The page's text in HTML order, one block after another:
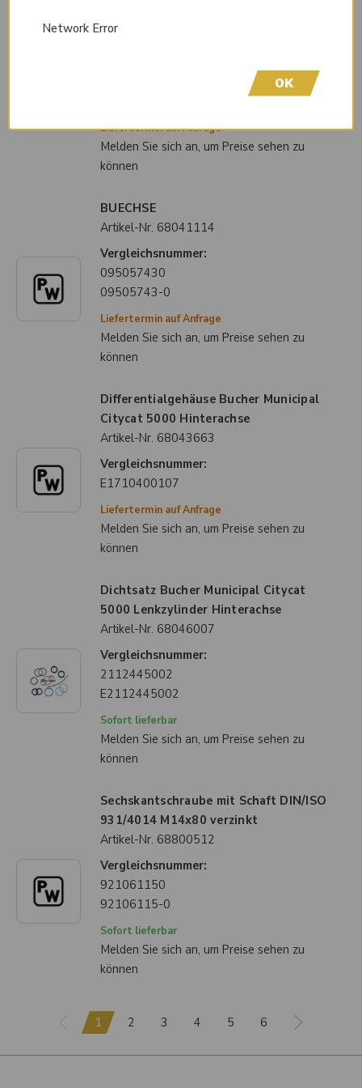
Artikel-Nr.
Liefertermin auf Anfrage
Melden Sie sich an, um Preise sehen zu
können
BUECHSE
Artikel-Nr. 68041114
Vergleichsnummer:
095057430
09505743-0
Liefertermin auf Anfrage
Melden Sie sich an, um Preise sehen zu
können
Differentialgehäuse Bucher Municipal
Citycat 5000 Hinterachse
Artikel-Nr. 68043663
Vergleichsnummer:
E1710400107
Liefertermin auf Anfrage
Melden Sie sich an, um Preise sehen zu
können
Dichtsatz Bucher Municipal Citycat
5000 Lenkzylinder Hinterachse
Artikel-Nr. 68046007
Vergleichsnummer:
2112445002
E2112445002
Sofort lieferbar
Melden Sie sich an, um Preise sehen zu
können
Sechskantschraube mit Schaft DIN/ISO
931/4014 M14x80 verzinkt
Artikel-Nr. 68800512
Vergleichsnummer:
921061150
92106115-0
Sofort lieferbar
Melden Sie sich an, um Preise sehen zu
können
1 2 3 4 5 6
Network Error
OK